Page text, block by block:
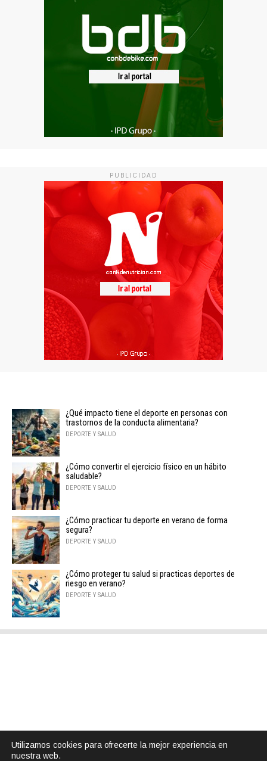
PUBLICIDAD
¿Qué impacto tiene el deporte en personas con
trastornos de la conducta alimentaria?
DEPORTE Y SALUD
¿Cómo convertir el ejercicio físico en un hábito
saludable?
DEPORTE Y SALUD
¿Cómo practicar tu deporte en verano de forma
segura?
DEPORTE Y SALUD
¿Cómo proteger tu salud si practicas deportes de
riesgo en verano?
DEPORTE Y SALUD
Utilizamos cookies para ofrecerte la mejor experiencia en
nuestra web.